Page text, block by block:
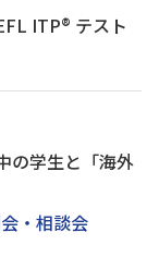
ITP® テスト
の学生と「海外
・相談会